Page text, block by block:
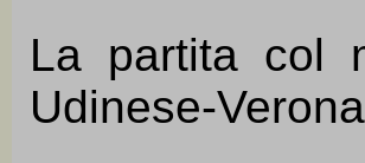
La partita col
Udinese-